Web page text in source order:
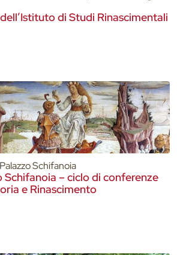
di Studi Rinascimentali
Schifanoia
e Rinascimento